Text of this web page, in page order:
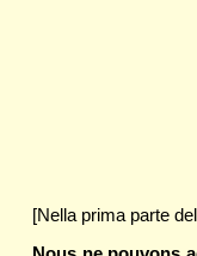
[Nella prima parte